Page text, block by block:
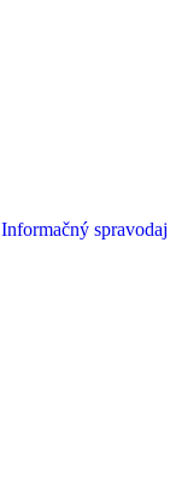
Informačný spravodaj